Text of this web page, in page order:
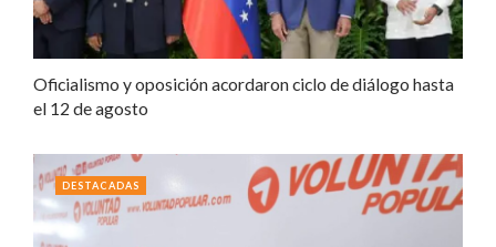
Oficialismo y oposición acordaron ciclo de diálogo hasta
el 12 de agosto
DESTACADAS